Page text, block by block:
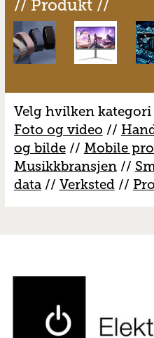
// Produkt //
Velg hvilken
Foto og video //
og bilde// Mobile
Musikkbransjen// S
data// Verksted//